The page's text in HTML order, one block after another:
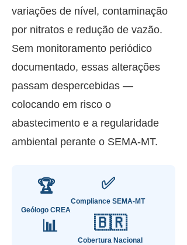
variações de nível, contaminação
por nitratos e redução de vazão.
Sem monitoramento periódico
documentado, essas alterações
passam despercebidas —
colocando em risco o
abastecimento e a regularidade
ambiental perante o SEMA-MT.
🏆
Geólogo CREA
✅
Compliance SEMA-MT
📊 🇧🇷
Cobertura Nacional